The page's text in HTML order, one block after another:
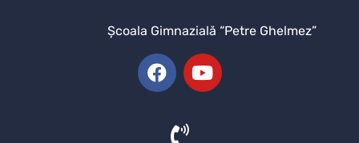
Şcoala Gimnazială “Petre Ghelmez”